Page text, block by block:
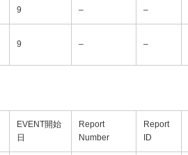
9 – –
9 – –
EVENT開始
日
Report
Number
Report
ID